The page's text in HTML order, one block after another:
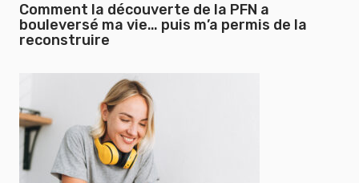
Comment la découverte de la PFN a
bouleversé ma vie… puis m’a permis de la
reconstruire